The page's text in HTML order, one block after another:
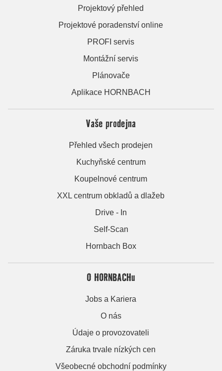
Projektový přehled
Projektové poradenství online
PROFI servis
Montážní servis
Plánovače
Aplikace HORNBACH
Vaše prodejna
Přehled všech prodejen
Kuchyňské centrum
Koupelnové centrum
XXL centrum obkladů a dlažeb
Drive - In
Self-Scan
Hornbach Box
O HORNBACHu
Jobs a Kariera
O nás
Údaje o provozovateli
Záruka trvale nízkých cen
Všeobecné obchodní podmínky